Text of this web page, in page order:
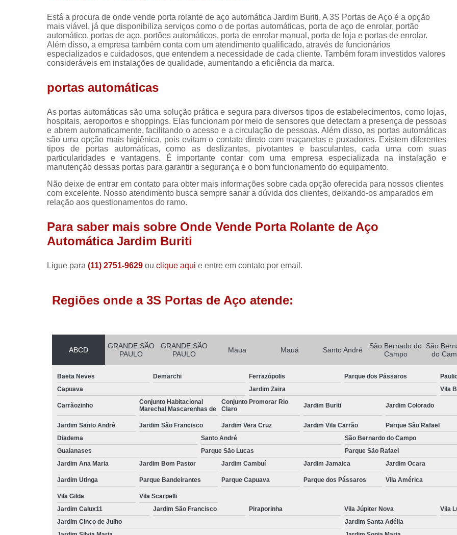
Porta de Aço Nova
Porta de
Porta de Aço Resistente
Porta de Aço Rolo
Porta de Enrolar com Portinhola
Porta de Enrolar Horizontal
Porta de
Porta de Enrolar Automática Comercial
Porta de Enrolar Automática para Comércio
Porta de Enrolar Automática para Loja
Porta de Enrolar de Aço
Porta de Enrolar Motorizada Residencial
Porta de Loja Automática
Porta Rolante de Aço Automática
Porta
Porta Rolo Automática
Porta Rolo Automática Industrial
Porta Rolo Automática para
Porta Rolo de Aço Automática
Porta Rolo Motorizada
Portão
Portão Automático Aço
Portão Automático Comercial
Portão Automático Duas Bandas
Portão
Portão Automático para Garagem
Está a procura de onde vende porta rolante de aço automática Jardim Buriti, A 3S Portas de Aço é a opção
mais viável, já que disponibiliza serviços como o de portas automáticas, porta de aço de enrolar, portão
automático, portas de aço, portões automáticos, porta de enrolar manual, porta de loja e portas de enrolar.
Além disso, a empresa também conta com um atendimento qualificado, através de funcionários
especializados e cuidadosos, que entendem a necessidade de cada cliente. Também foram investidos valores
consideráveis em instalações de qualidade, aumentando a eficiência da marca.
portas automáticas
As portas automáticas são uma solução prática e segura para diversos tipos de estabelecimentos, como lojas,
hospitais, aeroportos e shoppings. Elas funcionam por meio de sensores que detectam a presença de pessoas
e abrem automaticamente, facilitando o acesso e a circulação de pessoas. Além disso, as portas automáticas
são uma opção mais higiênica, pois evitam o contato direto com maçanetas e puxadores. Existem diferentes
tipos de portas automáticas, como as deslizantes, pivotantes e basculantes, cada uma com suas
particularidades e vantagens. É importante contar com uma empresa especializada na instalação e
manutenção dessas portas para garantir a segurança e o bom funcionamento do equipamento.
Não deixe de entrar em contato para obter mais informações sobre cada opção oferecida para nossos clientes
com excelente. Nosso atendimento busca sempre sanar a dúvida dos clientes, deixando-os amparados em
relação aos questionamentos do ramo.
Para saber mais sobre Onde Vende Porta Rolante de Aço
Automática Jardim Buriti
Ligue para (11) 2751-9629 ou clique aqui e entre em contato por email.
Regiões onde a 3S Portas de Aço atende:
ABCD
GRANDE SÃO
PAULO
GRANDE SÃO
PAULO
Maua Mauá Santo André
São Bernado do
Campo
São
do
Baeta Neves Demarchi Ferrazópolis Parque dos Pássaros
Capuava
Jardim Zaira Vila
Carrãozinho
Conjunto Habitacional
Marechal Mascarenhas de
Conjunto Promorar Rio
Claro
Jardim Buriti Jardim Colorado
Jardim Santo André Jardim São Francisco Jardim Vera Cruz Jardim Vila Carrão Parque São Rafael
Diadema
Santo André São Bernardo do Campo
Guaianases
Parque São Lucas Parque São Rafael
Jardim Ana Maria
Jardim Bom Pastor Jardim Cambuí Jardim Jamaica Jardim Ocara
Jardim Utinga Parque Bandeirantes Parque Capuava Parque dos Pássaros Vila América
Vila Gilda
Vila Scarpelli
Jardim Calux11
Jardim São Francisco Piraporinha Vila Júpiter Nova Vila
Jardim Cinco de Julho
Jardim Santa Adélia